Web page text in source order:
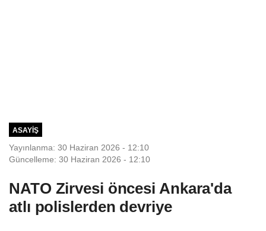
ASAYIŞ
Yayınlanma: 30 Haziran 2026 - 12:10
Güncelleme: 30 Haziran 2026 - 12:10
NATO Zirvesi öncesi Ankara'da
atlı polislerden devriye